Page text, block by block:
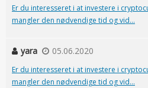
Er du interesseret i at investere i
mangler den nødvendige tid og vid...
yara 05.06.2020
Er du interesseret i at investere i
mangler den nødvendige tid og vid...